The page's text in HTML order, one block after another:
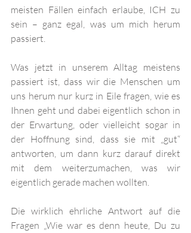
meisten Fällen einfach erlaube, ICH zu
sein – ganz egal, was um mich herum
passiert.
Was jetzt in unserem Alltag meistens
passiert ist, dass wir die Menschen um
uns herum nur kurz in Eile fragen, wie es
Ihnen geht und dabei eigentlich schon in
der Erwartung, oder vielleicht sogar in
der Hoffnung sind, dass sie mit „gut“
antworten, um dann kurz darauf direkt
mit dem weiterzumachen, was wir
eigentlich gerade machen wollten.
Die wirklich ehrliche Antwort auf die
Fragen „Wie war es denn heute, Du zu